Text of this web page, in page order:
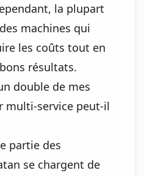
la plupart
machines qui
les coûts tout en
résultats.
double de mes
multi-service peut-il
partie des
se chargent de